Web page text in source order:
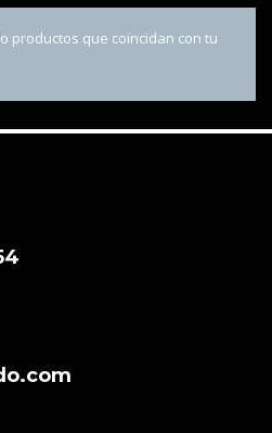
productos que coincidan con tu